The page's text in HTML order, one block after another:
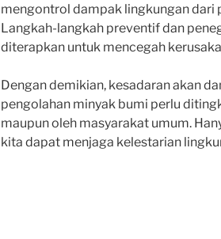
mengontrol dampak lingkungan dari
Langkah-langkah preventif dan
diterapkan untuk mencegah
Dengan demikian, kesadaran akan
pengolahan minyak bumi perlu
maupun oleh masyarakat umum.
kita dapat menjaga kelestarian